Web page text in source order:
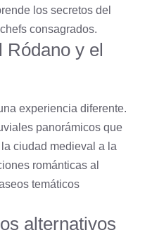
los secretos del
consagrados.
Ródano y el
experiencia diferente.
panorámicos que
ciudad medieval a la
románticas al
temáticos
alternativos